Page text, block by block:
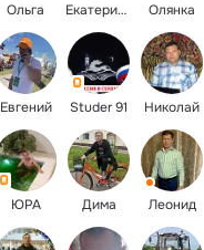
Ольга Екатерина Олянка
Евгений Studer 91 Николай
ЮРА Дима Леонид